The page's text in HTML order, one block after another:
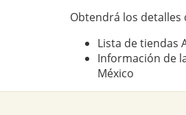
Obtendrá los detalles
Lista de tiendas
Información de
México